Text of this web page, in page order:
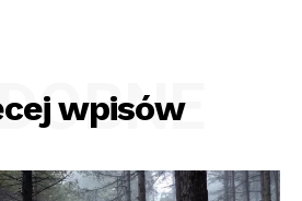
wpisów